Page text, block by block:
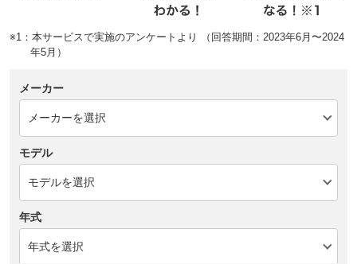
※1：本サービスで実施のアンケートより （回答期間：2023年6月〜2024
年5月）
メーカー
モデル
年式